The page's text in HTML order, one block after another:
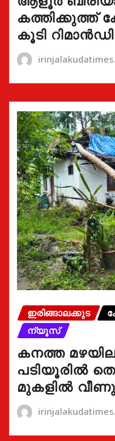
കത്തിക്കുത്ത്
കൂടി
ഇരിങ്ങാലക്കുട
ന്യൂസ്
കനത്ത
പടിയൂരിൽ
മുകളിൽ വീണു